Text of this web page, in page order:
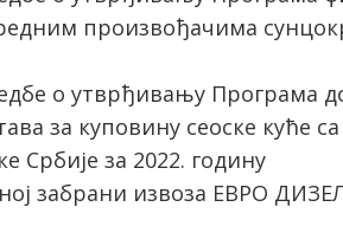
произвођачима
о утврђивању Програма
за куповину сеоске куће
Србије за 2022. годину
забрани извоза ЕВРО